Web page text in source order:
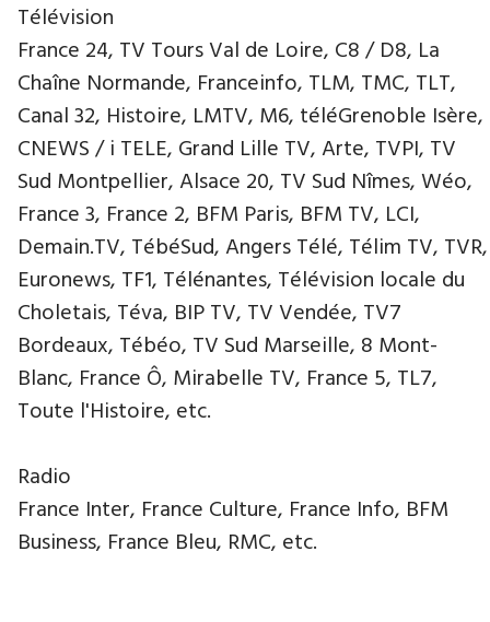
Télévision
France 24, TV Tours Val de Loire, C8 / D8, La
Chaîne Normande, Franceinfo, TLM, TMC, TLT,
Canal 32, Histoire, LMTV, M6, téléGrenoble Isère,
CNEWS / i TELE, Grand Lille TV, Arte, TVPI, TV
Sud Montpellier, Alsace 20, TV Sud Nîmes, Wéo,
France 3, France 2, BFM Paris, BFM TV, LCI,
Demain.TV, TébéSud, Angers Télé, Télim TV, TVR,
Euronews, TF1, Télénantes, Télévision locale du
Choletais, Téva, BIP TV, TV Vendée, TV7
Bordeaux, Tébéo, TV Sud Marseille, 8 Mont-
Blanc, France Ô, Mirabelle TV, France 5, TL7,
Toute l'Histoire, etc.
Radio
France Inter, France Culture, France Info, BFM
Business, France Bleu, RMC, etc.